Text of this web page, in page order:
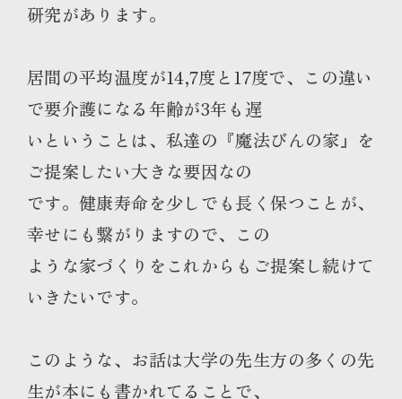
研究があります。
居間の平均温度が14,7度と17度で、この違い
で要介護になる年齢が3年も遅
いということは、私達の『魔法びんの家』を
ご提案したい大きな要因なの
です。健康寿命を少しでも長く保つことが、
幸せにも繋がりますので、この
ような家づくりをこれからもご提案し続けて
いきたいです。
このような、お話は大学の先生方の多くの先
生が本にも書かれてることで、